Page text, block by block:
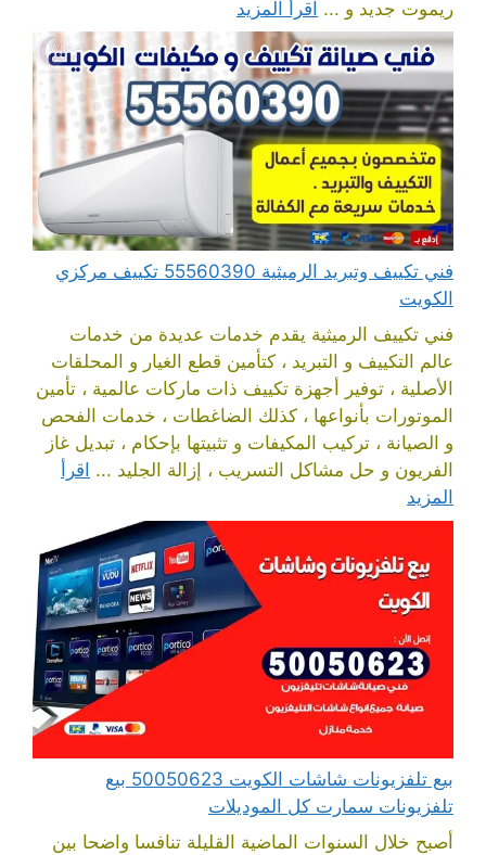
ريموت جديد و ... اقرأ المزيد
فني تكييف وتبريد الرميثية 55560390 تكييف مركزي
الكويت
فني تكييف الرميثية يقدم خدمات عديدة من خدمات
عالم التكييف و التبريد ، كتأمين قطع الغيار و المحلقات
الأصلية ، توفير أجهزة تكييف ذات ماركات عالمية ، تأمين
الموتورات بأنواعها ، كذلك الضاغطات ، خدمات الفحص
و الصيانة ، تركيب المكيفات و تثبيتها بإحكام ، تبديل غاز
الفريون و حل مشاكل التسريب ، إزالة الجليد ... اقرأ
المزيد
بيع تلفزيونات شاشات الكويت 50050623 بيع
تلفزيونات سمارت كل الموديلات
أصبح خلال السنوات الماضية القليلة تنافسا واضحا بين